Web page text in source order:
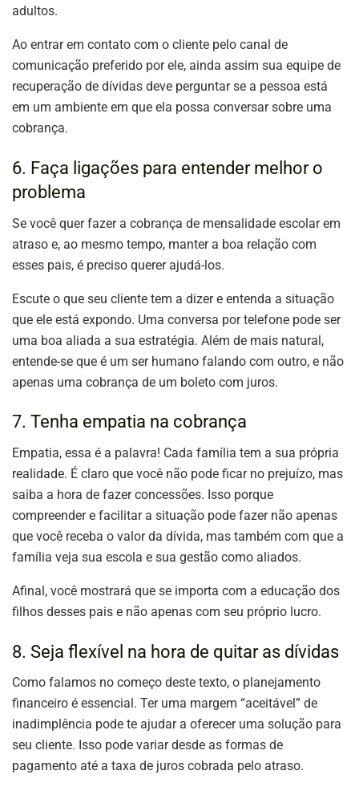
adultos.
Ao entrar em contato com o cliente pelo canal de
comunicação preferido por ele, ainda assim sua equipe de
recuperação de dívidas deve perguntar se a pessoa está
em um ambiente em que ela possa conversar sobre uma
cobrança.
6. Faça ligações para entender melhor o
problema
Se você quer fazer a cobrança de mensalidade escolar em
atraso e, ao mesmo tempo, manter a boa relação com
esses pais, é preciso querer ajudá-los.
Escute o que seu cliente tem a dizer e entenda a situação
que ele está expondo. Uma conversa por telefone pode ser
uma boa aliada a sua estratégia. Além de mais natural,
entende-se que é um ser humano falando com outro, e não
apenas uma cobrança de um boleto com juros.
7. Tenha empatia na cobrança
Empatia, essa é a palavra! Cada família tem a sua própria
realidade. É claro que você não pode ficar no prejuízo, mas
saiba a hora de fazer concessões. Isso porque
compreender e facilitar a situação pode fazer não apenas
que você receba o valor da dívida, mas também com que a
família veja sua escola e sua gestão como aliados.
Afinal, você mostrará que se importa com a educação dos
filhos desses pais e não apenas com seu próprio lucro.
8. Seja flexível na hora de quitar as dívidas
Como falamos no começo deste texto, o planejamento
financeiro é essencial. Ter uma margem “aceitável” de
inadimplência pode te ajudar a oferecer uma solução para
seu cliente. Isso pode variar desde as formas de
pagamento até a taxa de juros cobrada pelo atraso.